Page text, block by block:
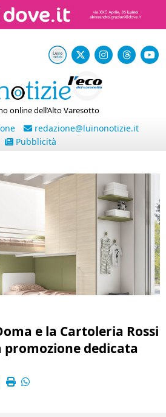
online dell’Alto Varesotto
redazione@luinonotizie.it
Pubblicità
e la Cartoleria Rossi
promozione dedicata